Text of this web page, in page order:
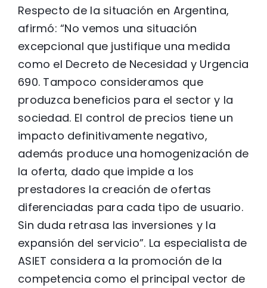
Respecto de la situación en Argentina,
afirmó: “No vemos una situación
excepcional que justifique una medida
como el Decreto de Necesidad y Urgencia
690. Tampoco consideramos que
produzca beneficios para el sector y la
sociedad. El control de precios tiene un
impacto definitivamente negativo,
además produce una homogenización de
la oferta, dado que impide a los
prestadores la creación de ofertas
diferenciadas para cada tipo de usuario.
Sin duda retrasa las inversiones y la
expansión del servicio”. La especialista de
ASIET considera a la promoción de la
competencia como el principal vector de